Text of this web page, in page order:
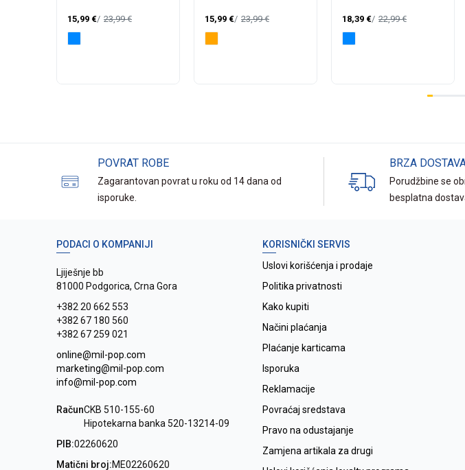
15,99 € 23,99€ 15,99 € 23,99€ 18,39 € 22,99€
POVRAT ROBE
Zagarantovan povrat u roku od 14 dana od
isporuke.
BRZA
Porudžbine se
besplatna
PODACI O KOMPANIJI
Ljiješnje bb
81000 Podgorica, Crna Gora
+382 20 662 553
+382 67 180 560
+382 67 259 021
online@mil-pop.com
marketing@mil-pop.com
info@mil-pop.com
RačunCKB 510-155-60
Hipotekarna banka 520-13214-09
PIB:02260620
Matični broj:ME02260620
KORISNIČKI SERVIS
Uslovi korišćenja i prodaje
Politika privatnosti
Kako kupiti
Načini plaćanja
Plaćanje karticama
Isporuka
Reklamacije
Povraćaj sredstava
Pravo na odustajanje
Zamjena artikala za drugi